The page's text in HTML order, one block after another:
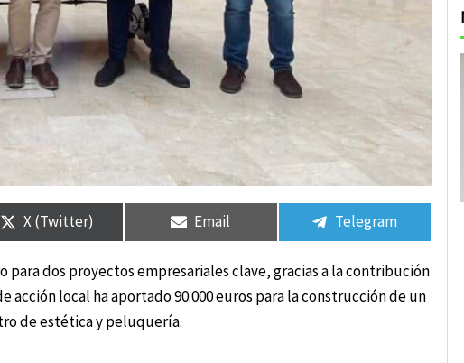
Compartir
en
X (Twitter)
Compartir
en
Email
Compartir
en
Telegram
dos proyectos empresariales clave, gracias a la contribución
acción local ha aportado 90.000 euros para la construcción de un
de estética y peluquería.
Compartir
en
Compartir
en
Compartir
en